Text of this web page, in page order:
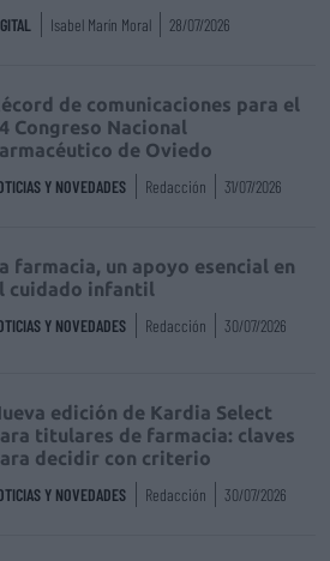
Isabel Marín Moral 28/07/2026
de comunicaciones para el
Congreso Nacional
de Oviedo
Y NOVEDADES Redacción 31/07/2026
farmacia, un apoyo esencial en
cuidado infantil
Y NOVEDADES Redacción 30/07/2026
edición de Kardia Select
titulares de farmacia: claves
decidir con criterio
Y NOVEDADES Redacción 30/07/2026